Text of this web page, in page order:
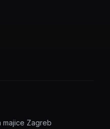
majice Zagreb